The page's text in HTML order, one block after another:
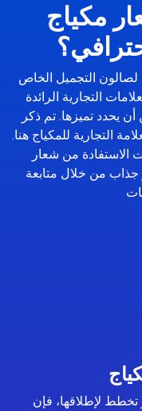
مكياج
لصالون التجميل الخاص
التجارية الرائدة
يحدد تميزها. تم ذكر
التجارية للمكياج هنا.
من شعار
جذاب من خلال متابعة
تخطط لإطلاقها، فإن